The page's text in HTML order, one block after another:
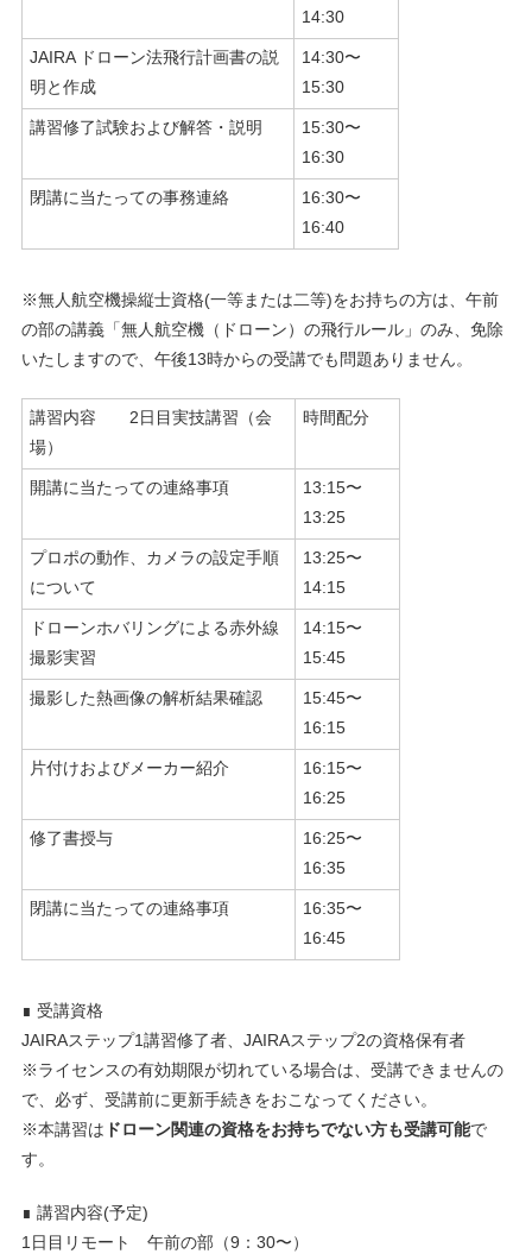
14:30
JAIRA ドローン法飛行計画書の説
明と作成
14:30〜
15:30
講習修了試験および解答・説明
15:30〜
16:30
閉講に当たっての事務連絡
16:30〜
16:40
※無人航空機操縦士資格(一等または二等)をお持ちの方は、午前
の部の講義「無人航空機（ドローン）の飛行ルール」のみ、免除
いたしますので、午後13時からの受講でも問題ありません。
講習内容 2日目実技講習（会
場）
時間配分
開講に当たっての連絡事項
13:15〜
13:25
プロポの動作、カメラの設定手順
について
13:25〜
14:15
ドローンホバリングによる赤外線
撮影実習
14:15〜
15:45
撮影した熱画像の解析結果確認
15:45〜
16:15
片付けおよびメーカー紹介
16:15〜
16:25
修了書授与
16:25〜
16:35
閉講に当たっての連絡事項
16:35〜
16:45
∎ 受講資格
JAIRAステップ1講習修了者、JAIRAステップ2の資格保有者
※ライセンスの有効期限が切れている場合は、受講できませんの
で、必ず、受講前に更新手続きをおこなってください。
※本講習は ドローン関連の資格をお持ちでない方も受講可能で
す。
∎ 講習内容(予定)
1日目リモート 午前の部（9：30〜）